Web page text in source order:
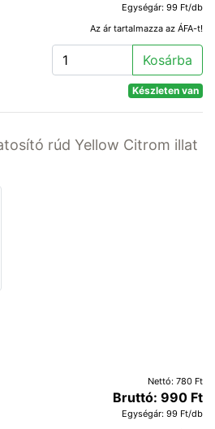
Egységár: 99 Ft/db
Az ár tartalmazza az ÁFA-t!
Kosárba
Készleten van
rúd Yellow Citrom illat
Nettó: 780 Ft
Bruttó: 990 Ft
Egységár: 99 Ft/db